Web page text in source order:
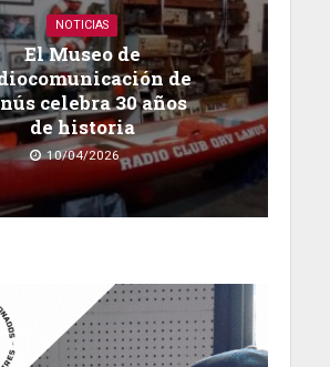
NOTICIAS
El Museo de
de
celebra 30 años
de historia
10/04/2026